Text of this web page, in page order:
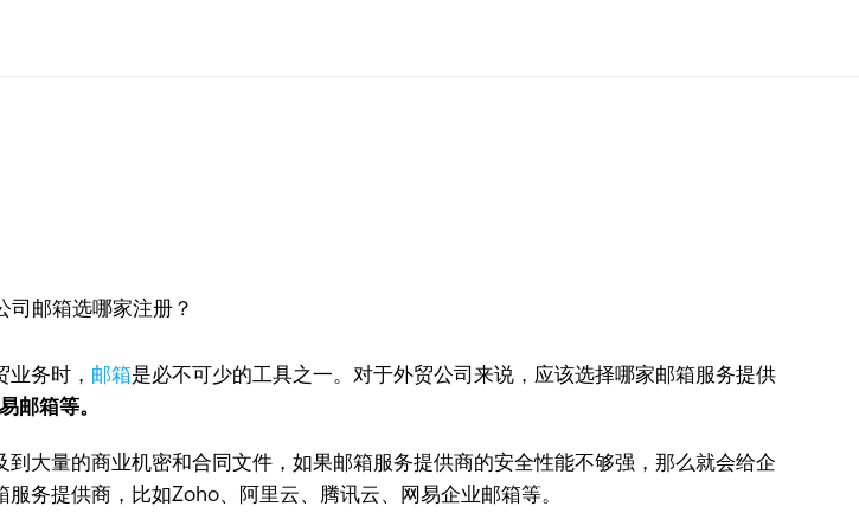
务时， 邮箱是必不可少的工具之一。对于外贸公司来说，应该选择哪家邮箱服务提供
邮箱等。
量的商业机密和合同文件，如果邮箱服务提供商的安全性能不够强，那么就会给企
务提供商，比如Zoho、阿里云、腾讯云、网易企业邮箱等。